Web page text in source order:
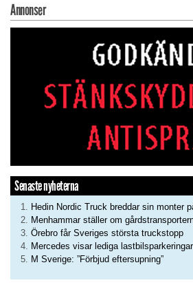
Annonser
Senaste nyheterna
Hedin Nordic Truck breddar sin monter
Menhammar ställer om
Örebro får Sveriges största truckstopp
Mercedes visar lediga
M Sverige: ”Förbjud eftersupning”